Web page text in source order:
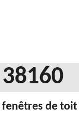
38160
de